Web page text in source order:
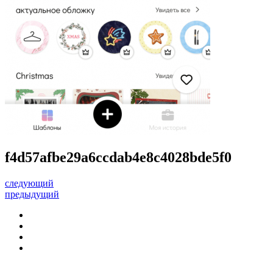
f4d57afbe29a6ccdab4e8c4028bde5f0
следующий
предыдущий